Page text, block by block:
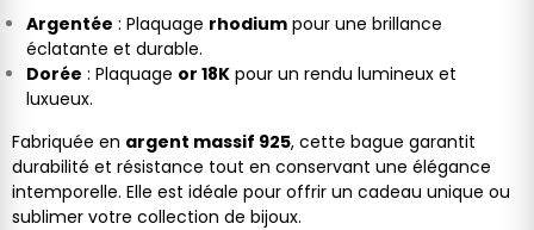
Argentée : Plaquage rhodium pour une brillance
éclatante et durable.
Dorée : Plaquage or 18K pour un rendu lumineux et
luxueux.
Fabriquée en argent massif 925, cette bague garantit
durabilité et résistance tout en conservant une élégance
intemporelle. Elle est idéale pour offrir un cadeau unique ou
sublimer votre collection de bijoux.